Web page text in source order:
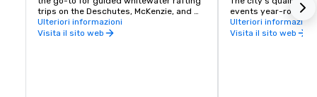
trips on the Deschutes, McKenzie, and
Umpqua Rivers in Central Oregon.
Ulteriori informazioni
Visita il sito web
events year-round
for those looking for
drink, art galleries,
Ulteriori informazioni
Visita il sito web